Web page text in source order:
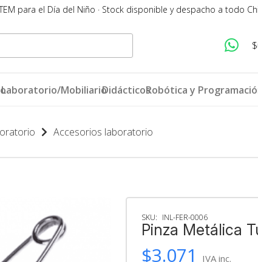
para el Día del Niño · Stock disponible y despacho a todo
$
Laboratorio/MobiliarioDidácticosRobótica y
Accesorios laboratorio
SKU: INL-FER-0006
Pinza Metálica
$3.071 IVA inc.